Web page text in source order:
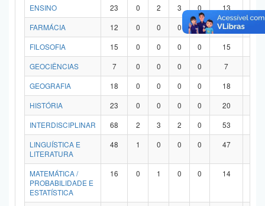
ENSINO
23 0 2 3 0 13
FARMÁCIA
12 0 0 0 0 12
FILOSOFIA
15 0 0 0 0 15
GEOCIÊNCIAS
7 0 0 0 0 7
GEOGRAFIA
18 0 0 0 0 18
HISTÓRIA
23 0 0 0 0 20
INTERDISCIPLINAR
68 2 3 2 0 53
LINGUÍSTICA E
LITERATURA
48 1 0 0 0 47
MATEMÁTICA /
PROBABILIDADE E
ESTATÍSTICA
16 0 1 0 0 14